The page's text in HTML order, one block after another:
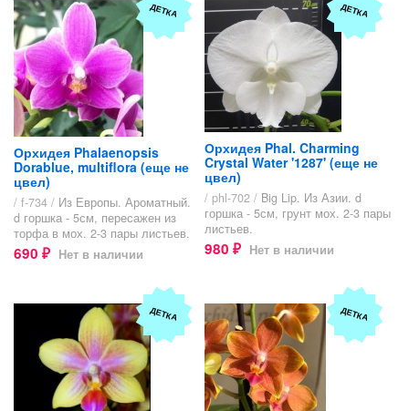
ДЕТКА
Орхидея Phalaenopsis
Dorablue, multiflora (еще не
цвел)
/ f-734 / Из Европы. Ароматный.
d горшка - 5см, пересажен из
торфа в мох. 2-3 пары листьев.
690 ₽ Нет в наличии
ДЕТКА
Орхидея Phal. Charming
Crystal Water '1287' (еще не
цвел)
/ phl-702 / Big Lip. Из Азии. d
горшка - 5см, грунт мох. 2-3 пары
листьев.
980 ₽ Нет в наличии
ДЕТКА ДЕТКА